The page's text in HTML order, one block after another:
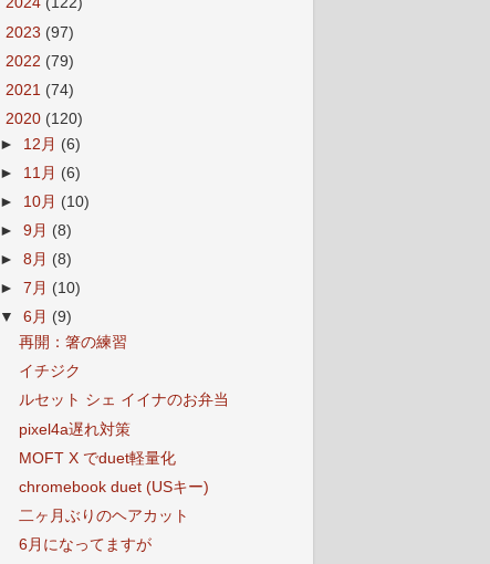
2023 (97)
2022 (79)
2021 (74)
2020 (120)
► 12月 (6)
► 11月 (6)
► 10月 (10)
►9月 (8)
►8月 (8)
►7月 (10)
▼6月 (9)
再開：箸の練習
イチジク
ルセット シェ イイナのお弁当
pixel4a遅れ対策
MOFT X でduet軽量化
chromebook duet (USキー)
二ヶ月ぶりのヘアカット
6月になってますが